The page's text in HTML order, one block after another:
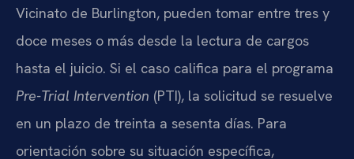
Vicinato de Burlington, pueden tomar entre tres y
doce meses o más desde la lectura de cargos
hasta el juicio. Si el caso califica para el programa
Pre-Trial Intervention (PTI), la solicitud se resuelve
en un plazo de treinta a sesenta días. Para
orientación sobre su situación específica,